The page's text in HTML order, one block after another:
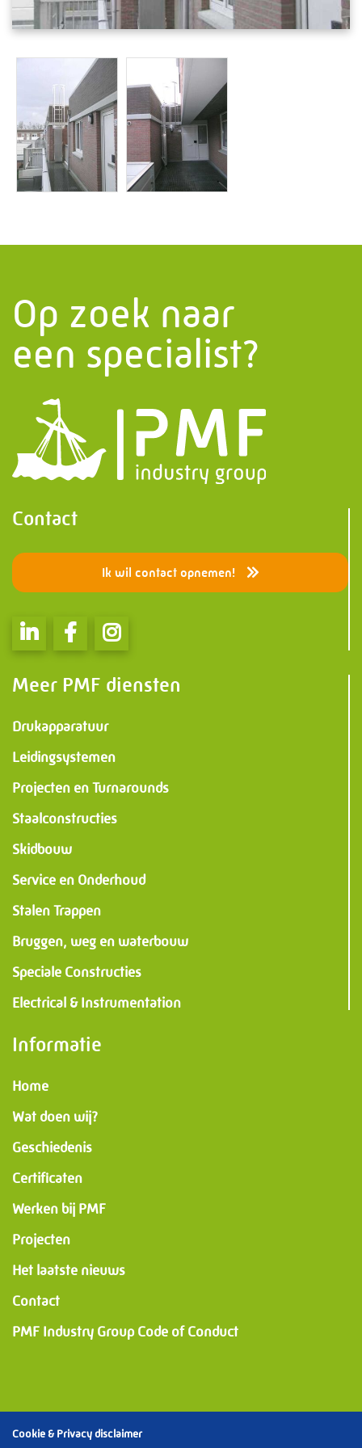
Bekijk contact gegevens
info.uithuizen@pmfmechanical.nl
+31 (0)595 - 431 729
Op zoek naar
een specialist?
Contact
Ik wil contact opnemen!
Meer PMF diensten
Drukapparatuur
Leidingsystemen
Projecten en Turnarounds
Staalconstructies
Skidbouw
Service en Onderhoud
Stalen Trappen
Bruggen, weg en waterbouw
Speciale Constructies
Electrical & Instrumentation
Informatie
Home
Wat doen wij?
Geschiedenis
Certificaten
Werken bij PMF
Projecten
Het laatste nieuws
Contact
PMF Industry Group Code of Conduct
Cookie & Privacy disclaimer